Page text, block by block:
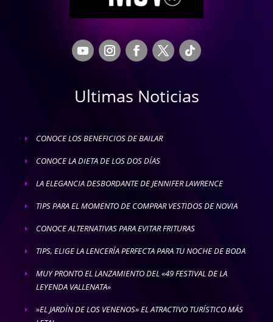
Ultimas Noticias
E CONOCE LOS BENEFICIOS DE BAILAR
E CONOCE LA DIETA DE LOS DOS DÍAS
E LA ELEGANCIA DESBORDANTE DE JENNIFER LAWRENCE
E TIPS PARA EL MOMENTO DE COMPRAR VESTIDOS DE NOVIA
E CONOCE ALTERNATIVAS PARA EVITAR FRITURAS
E TIPS, ELIGE LA LENCERÍA PERFECTA PARA TU NOCHE DE BODA
E
MUY PRONTO EL LANZAMIENTO DEL «49 FESTIVAL DE LA
LEYENDA VALLENATA»
E
»EL JARDÍN DE LOS VENENOS» EL ATRACTIVO TURÍSTICO MÁS